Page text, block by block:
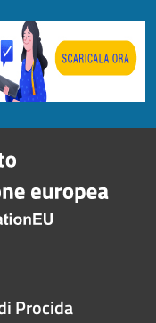
Procida